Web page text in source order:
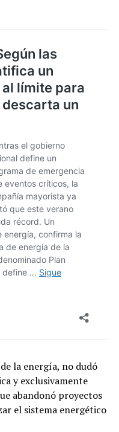
la energía, no dudó
y exclusivamente
abandonó proyectos
el sistema energético